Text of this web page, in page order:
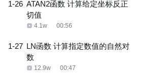
1-26 ATAN2函数 计算给定坐标反正
切值
4.1w 00:56
1-27 LN函数 计算指定数值的自然对
数
12.9w 00:47